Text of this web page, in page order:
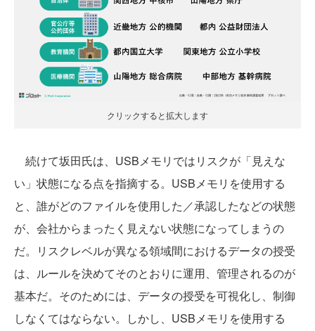
クリックすると拡大します
続けて坂田氏は、USBメモリではリスクが「見えな
い」状態になる点を指摘する。USBメモリを使用する
と、誰がどのファイルを使用した／承認したなどの状態
が、会社からまったく見えない状態になってしまうの
だ。リスクレベルが異なる領域間におけるデータの授受
は、ルールを決めてそのとおりに運用、管理されるのが
基本だ。そのためには、データの授受を可視化し、制御
しなくてはならない。しかし、USBメモリを使用する